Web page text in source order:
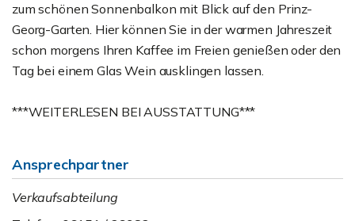
zum schönen Sonnenbalkon mit Blick auf den Prinz-
Georg-Garten. Hier können Sie in der warmen Jahreszeit
schon morgens Ihren Kaffee im Freien genießen oder den
Tag bei einem Glas Wein ausklingen lassen.
***WEITERLESEN BEI AUSSTATTUNG***
Ansprechpartner
Verkaufsabteilung